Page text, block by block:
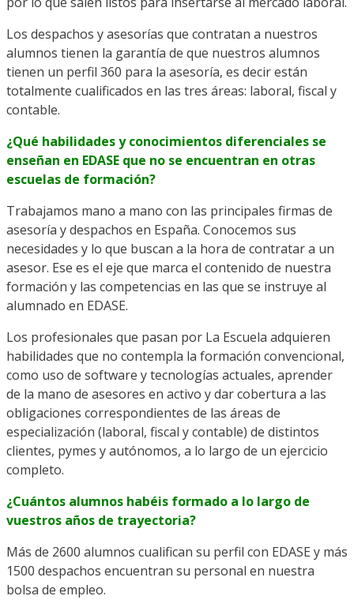
Los despachos y asesorías que contratan a nuestros
alumnos tienen la garantía de que nuestros alumnos
tienen un perfil 360 para la asesoría, es decir están
totalmente cualificados en las tres áreas: laboral, fiscal y
contable.
¿Qué habilidades y conocimientos diferenciales se
enseñan en EDASE que no se encuentran en otras
escuelas de formación?
Trabajamos mano a mano con las principales firmas de
asesoría y despachos en España. Conocemos sus
necesidades y lo que buscan a la hora de contratar a un
asesor. Ese es el eje que marca el contenido de nuestra
formación y las competencias en las que se instruye al
alumnado en EDASE.
Los profesionales que pasan por La Escuela adquieren
habilidades que no contempla la formación convencional,
como uso de software y tecnologías actuales, aprender
de la mano de asesores en activo y dar cobertura a las
obligaciones correspondientes de las áreas de
especialización (laboral, fiscal y contable) de distintos
clientes, pymes y autónomos, a lo largo de un ejercicio
completo.
¿Cuántos alumnos habéis formado a lo largo de
vuestros años de trayectoria?
Más de 2600 alumnos cualifican su perfil con EDASE y más
1500 despachos encuentran su personal en nuestra
bolsa de empleo.